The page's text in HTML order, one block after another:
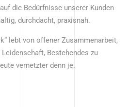
die Bedürfnisse unserer Kunden
durchdacht, praxisnah.
lebt von offener Zusammenarbeit,
Bestehendes zu
vernetzter denn je.